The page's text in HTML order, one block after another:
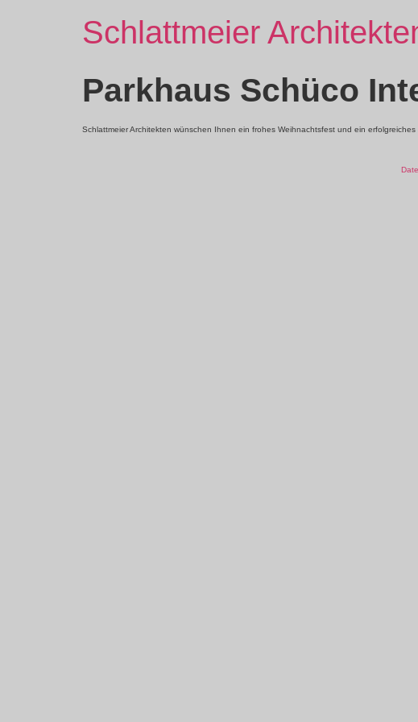
Schlattmeier
Parkhaus Schüco
Schlattmeier Architekten wünschen Ihnen ein frohes Weihnachtsfest und ein erfolgreiches